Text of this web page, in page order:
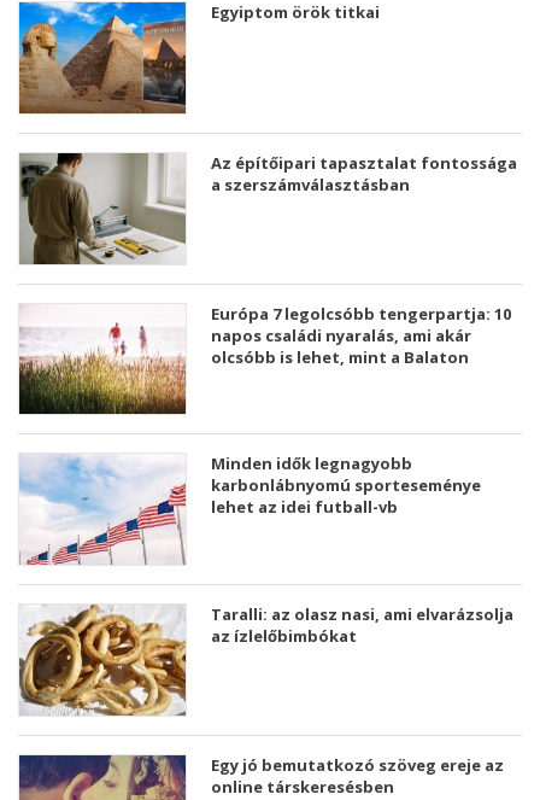
Egyiptom örök titkai
Az építőipari tapasztalat fontossága
a szerszámválasztásban
Európa 7 legolcsóbb tengerpartja: 10
napos családi nyaralás, ami akár
olcsóbb is lehet, mint a Balaton
Minden idők legnagyobb
karbonlábnyomú sporteseménye
lehet az idei futball-vb
Taralli: az olasz nasi, ami elvarázsolja
az ízlelőbimbókat
Egy jó bemutatkozó szöveg ereje az
online társkeresésben